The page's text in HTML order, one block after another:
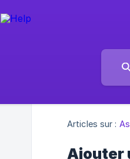
Articles sur :
Ajouter